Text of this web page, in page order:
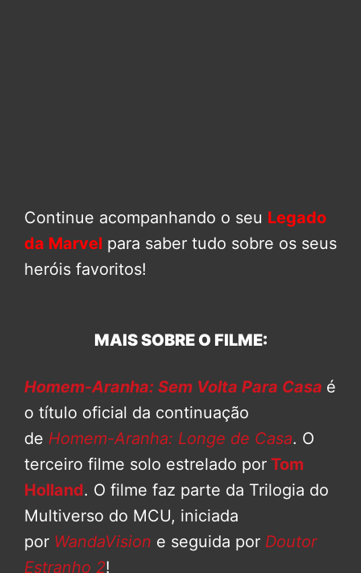
Continue acompanhando o seu Legado
da Marvel para saber tudo sobre os seus
heróis favoritos!
MAIS SOBRE O FILME:
Homem-Aranha: Sem Volta Para Casa é
o título oficial da continuação
de Homem-Aranha: Longe de Casa. O
terceiro filme solo estrelado por Tom
Holland. O filme faz parte da Trilogia do
Multiverso do MCU, iniciada
por WandaVision e seguida por Doutor
Estranho 2!